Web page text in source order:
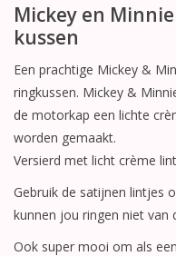
Mickey en
kussen
Een prachtige Mickey &
ringkussen. Mickey &
de motorkap een lichte
worden gemaakt.
Versierd met licht crème
Gebruik de satijnen lintjes
kunnen jou ringen niet van
Ook super mooi om als